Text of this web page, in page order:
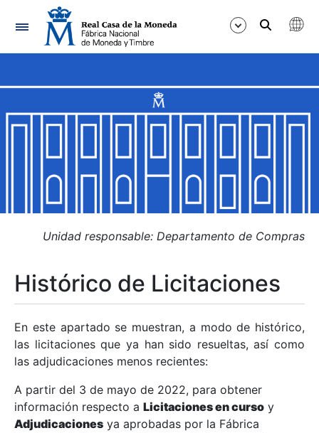
Navegación
Mostrar/Ocultar
Mostrar/Ocultar
Mostrar/Ocultar
Mostrar/Ocultar
Mostrar/Ocultar
Mostrar/Ocultar
Unidad responsable: Departamento de Compras
Histórico de Licitaciones
En este apartado se muestran, a modo de histórico,
las licitaciones que ya han sido resueltas, así como
las adjudicaciones menos recientes:
A partir del 3 de mayo de 2022, para obtener
información respecto a Licitaciones en curso y
Adjudicaciones ya aprobadas por la Fábrica